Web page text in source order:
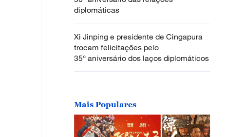
diplomáticas
Xi Jinping e presidente de Cingapura
trocam felicitações pelo
35° aniversário dos laços diplomáticos
Mais Populares